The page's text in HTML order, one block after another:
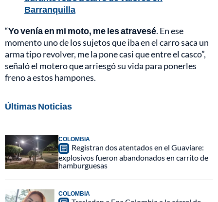
Barranquilla
“Yo venía en mi moto, me les atravesé. En ese
momento uno de los sujetos que iba en el carro saca un
arma tipo revolver, me la pone casi que entre el casco”,
señaló el motero que arriesgó su vida para ponerles
freno a estos hampones.
Últimas Noticias
COLOMBIA
Registran dos atentados en el Guaviare:
explosivos fueron abandonados en carrito de
hamburguesas
COLOMBIA